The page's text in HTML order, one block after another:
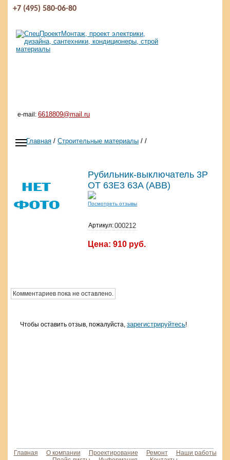
+7 (495) 580-06-80
e-mail:6618809@mail.ru
Главная /Строительные материалы //
Рубильник-выключатель 3P
ОТ 63E3 63A (ABB)
Посмотреть отзывы
Артикул:000212
Цена: 910 руб.
Комментариев пока не оставлено.
Чтобы оставить отзыв, пожалуйста,зарегистрируйтесь!
Главная О компании Проектирование Ремонт
Наши работы